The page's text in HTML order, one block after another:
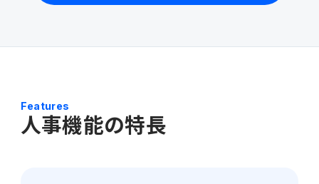
経費
素材・素材加工
Features
人事機能の特長